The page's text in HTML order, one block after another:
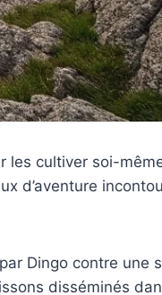
les cultiver soi-
d’aventure
Dingo contre une
disséminés